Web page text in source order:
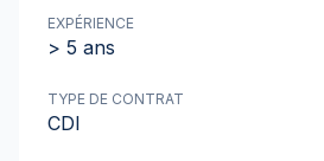
EXPÉRIENCE
> 5 ans
TYPE DE CONTRAT
CDI